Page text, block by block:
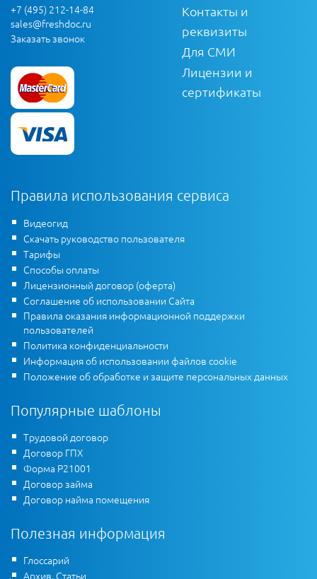
+7 (495) 212-14-84
sales@freshdoc.ru
Заказать звонок
Контакты и
реквизиты
Для СМИ
Лицензии и
сертификаты
Правила использования сервиса
Видеогид
Скачать руководство пользователя
Тарифы
Способы оплаты
Лицензионный договор (оферта)
Соглашение об использовании Сайта
Правила оказания информационной поддержки
пользователей
Политика конфиденциальности
Информация об использовании файлов cookie
Положение об обработке и защите персональных данных
Популярные шаблоны
Трудовой договор
Договор ГПХ
Форма Р21001
Договор займа
Договор найма помещения
Полезная информация
Глоссарий
Архив. Статьи